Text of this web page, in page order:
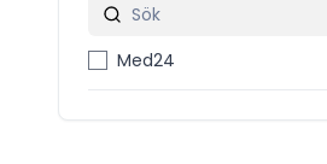
Med24